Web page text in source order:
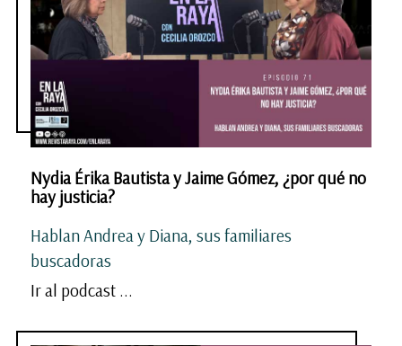
Nydia Érika Bautista y Jaime Gómez, ¿por qué no
hay justicia?
Hablan Andrea y Diana, sus familiares
buscadoras
Ir al podcast ...